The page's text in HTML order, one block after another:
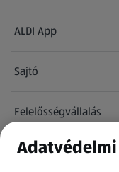
ALDI App
Sajtó
Felelősségvállalás
Információk